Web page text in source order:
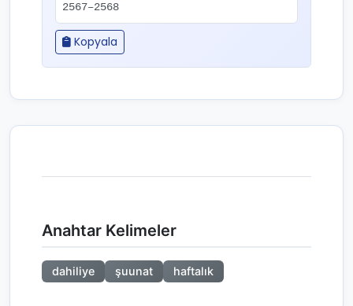
2567–2568
Kopyala
Anahtar Kelimeler
dahiliye şuunat haftalık